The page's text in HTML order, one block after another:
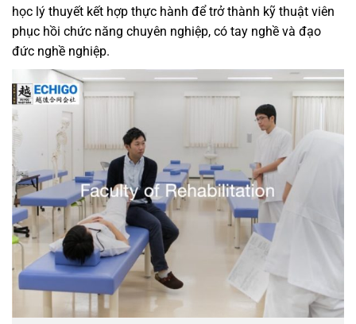
học lý thuyết kết hợp thực hành để trở thành kỹ thuật viên
phục hồi chức năng chuyên nghiệp, có tay nghề và đạo
đức nghề nghiệp.